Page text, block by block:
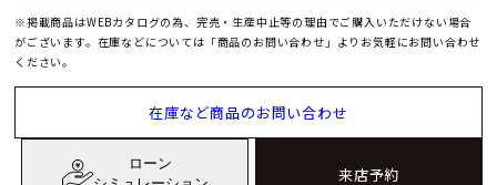
※掲載商品はWEBカタログの為、完売・生産中止等の理由でご購入いただけない場合
がございます。在庫などについては「商品のお問い合わせ」よりお気軽にお問い合わせ
ください。
在庫など商品のお問い合わせ
ローン
来店予約